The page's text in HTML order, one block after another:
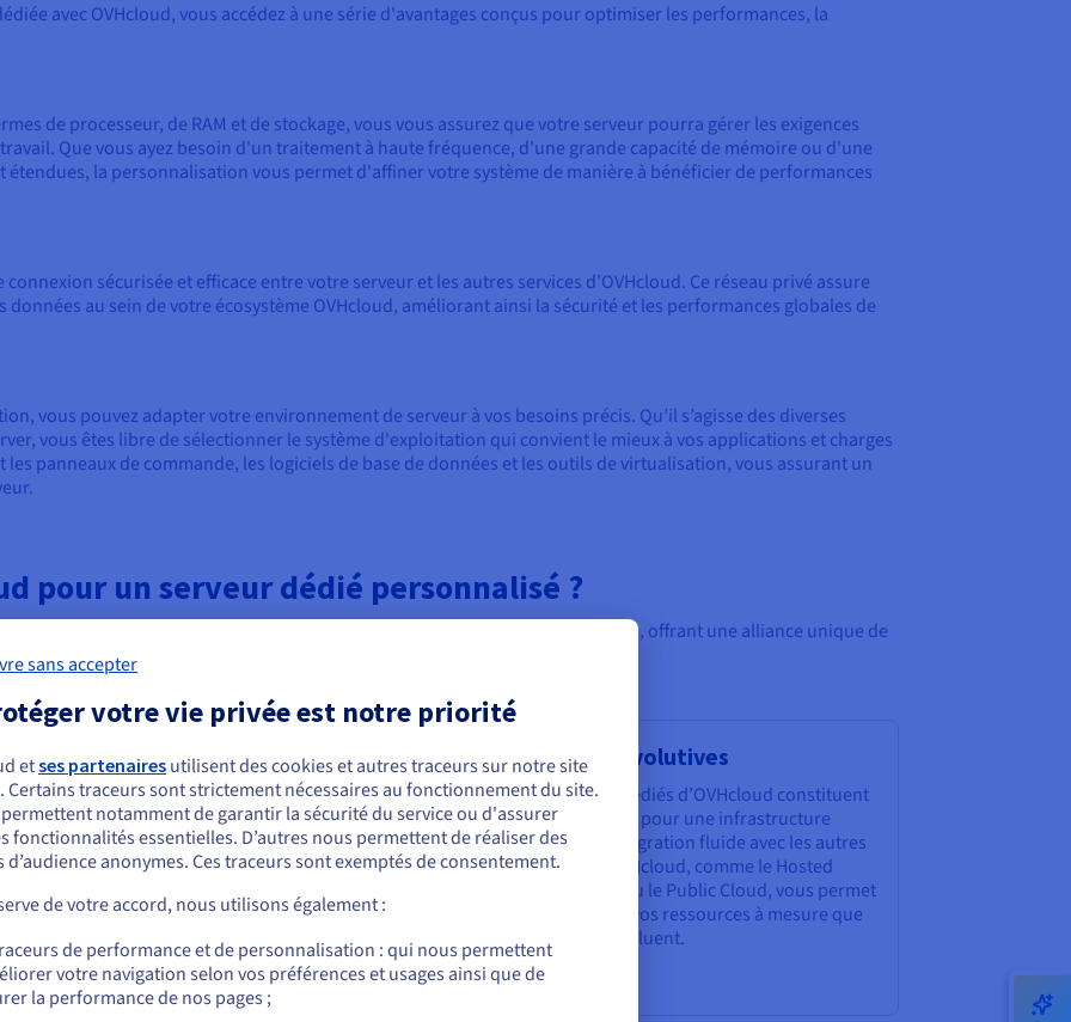
avec OVHcloud, vous accédez à une série d'avantages conçus pour optimiser les performances, la
de processeur, de RAM et de stockage, vous vous assurez que votre serveur pourra gérer les exigences
Que vous ayez besoin d'un traitement à haute fréquence, d'une grande capacité de mémoire ou d'une
la personnalisation vous permet d'affiner votre système de manière à bénéficier de performances
sécurisée et efficace entre votre serveur et les autres services d’OVHcloud. Ce réseau privé assure
au sein de votre écosystème OVHcloud, améliorant ainsi la sécurité et les performances globales de
vous pouvez adapter votre environnement de serveur à vos besoins précis. Qu’il s’agisse des diverses
vous êtes libre de sélectionner le système d'exploitation qui convient le mieux à vos applications et charges
panneaux de commande, les logiciels de base de données et les outils de virtualisation, vous assurant un
pour un serveur dédié personnalisé ?
pour le déploiement de serveurs dédiés personnalisés, offrant une alliance unique de
Haute disponibilité
Grâce à des options de déploiement rapide
dans un réseau mondial de Data Centers,
OVHcloud veille à ce que votreserveur Bare
Metalsoit facilement accessible et résilient.
Leur infrastructure à haute disponibilité
limite les temps d'arrêt et optimise la
continuité de service pour vos applications
critiques.
Solutions évolutives
Les systèmes dédiés d’OVHcloud constituent
une base solide pour une infrastructure
évolutive. L'intégration fluide avec les autres
solutions d’OVHcloud, comme le Hosted
Private Cloud ou le Public Cloud, vous permet
de développer vos ressources à mesure que
vos besoins évoluent.
semblez être localisé en États-Unis.
commander, rendez-vous sur le site de votre pays (États-Unis) et créez un
us.ovhcloud.com/
Anglais USD - $
ou
sans accepter
votre vie privée est notre priorité
etses partenaires utilisent des cookies et autres traceurs sur notre site
Certains traceurs sont strictement nécessaires au fonctionnement du site.
notamment de garantir la sécurité du service ou d'assurer
fonctionnalités essentielles. D’autres nous permettent de réaliser des
d’audience anonymes. Ces traceurs sont exemptés de consentement.
de votre accord, nous utilisons également :
de performance et de personnalisation : qui nous permettent
votre navigation selon vos préférences et usages ainsi que de
la performance de nos pages ;